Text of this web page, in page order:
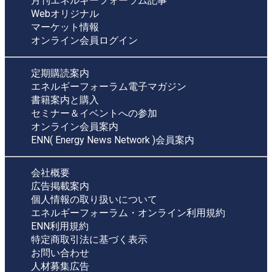
Webオリジナル
マーケット情報
オンライン会員ログイン
定期購読案内
エネルギーフォーラム電子マガジン
書籍案内と購入
セミナー＆イベントへの参加
オンライン会員案内
ENN( Energy News Network )会員案内
会社概要
広告掲載案内
個人情報の取り扱いについて
エネルギーフォーラム・オンライン利用規約
ENN利用規約
特定商取引法に基づく表示
お問い合わせ
人材募集広告